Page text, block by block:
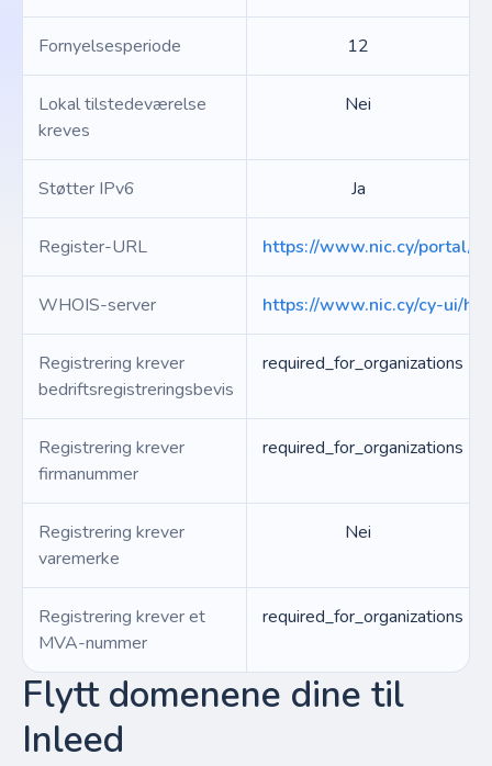
Fornyelsesperiode 12
Lokal tilstedeværelse
kreves
Nei
Støtter IPv6 Ja
Register-URL https://www.nic.cy/portal/en
WHOIS-server https://www.nic.cy/cy-ui/
Registrering krever
bedriftsregistreringsbevis
required_for_organizations
Registrering krever
firmanummer
required_for_organizations
Registrering krever
varemerke
Nei
Registrering krever et
MVA-nummer
required_for_organizations
Flytt domenene dine til
Inleed